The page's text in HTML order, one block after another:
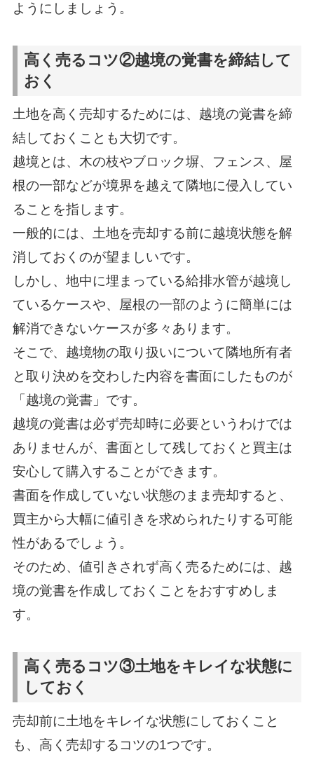
ようにしましょう。
高く売るコツ②越境の覚書を締結して
おく
土地を高く売却するためには、越境の覚書を締
結しておくことも大切です。
越境とは、木の枝やブロック塀、フェンス、屋
根の一部などが境界を越えて隣地に侵入してい
ることを指します。
一般的には、土地を売却する前に越境状態を解
消しておくのが望ましいです。
しかし、地中に埋まっている給排水管が越境し
ているケースや、屋根の一部のように簡単には
解消できないケースが多々あります。
そこで、越境物の取り扱いについて隣地所有者
と取り決めを交わした内容を書面にしたものが
「越境の覚書」です。
越境の覚書は必ず売却時に必要というわけでは
ありませんが、書面として残しておくと買主は
安心して購入することができます。
書面を作成していない状態のまま売却すると、
買主から大幅に値引きを求められたりする可能
性があるでしょう。
そのため、値引きされず高く売るためには、越
境の覚書を作成しておくことをおすすめしま
す。
高く売るコツ③土地をキレイな状態に
しておく
売却前に土地をキレイな状態にしておくこと
も、高く売却するコツの1つです。